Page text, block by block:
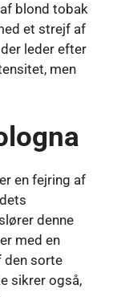
blond tobak
et strejf af
leder efter
men
en fejring af
denne
med en
​​den sorte
sikrer også,